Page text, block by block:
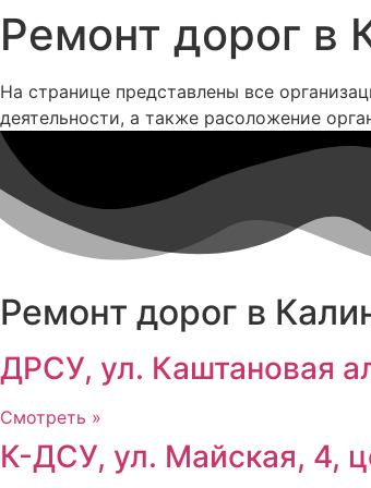
Ремонт дорог в
На странице представлены все
деятельности, а также расоложение
Ремонт дорог в
ДРСУ, ул. Каштановая
Смотреть »
К-ДСУ, ул. Майская, 4,